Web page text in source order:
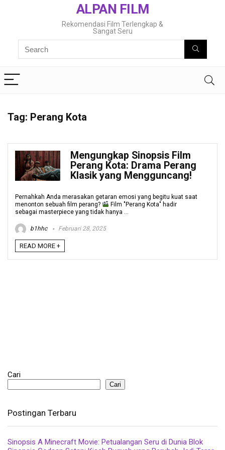
ALPAN FILM
Rekomendasi Film Terlengkap &
Sangat Seru
Tag: Perang Kota
Mengungkap Sinopsis Film
Perang Kota: Drama Perang
Klasik yang Mengguncang!
Pernahkah Anda merasakan getaran emosi yang begitu kuat saat
menonton sebuah film perang?
Film "Perang Kota" hadir
sebagai masterpiece yang tidak hanya ...
b1hhc Februari 28, 2025
READ MORE +
Cari
Cari
Postingan Terbaru
Sinopsis A Minecraft Movie: Petualangan Seru di Dunia Blok